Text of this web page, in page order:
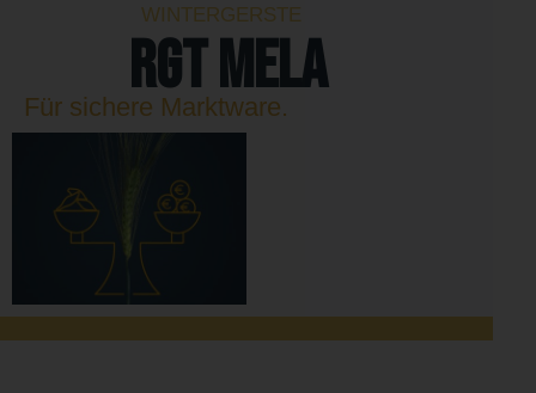
WINTERGERSTE
RGT MELA
Für sichere Marktware.